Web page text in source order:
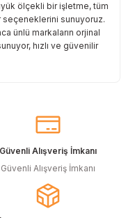
ölçekli bir işletme, tüm
seçeneklerini sunuyoruz.
ünlü markaların orjinal
hızlı ve güvenilir
göz atmalısınız!
yakın performansı
kalitenizden ödün
büyük hacimli
tasarruf sağlamanın en
Güvenli Alışveriş İmkanı
Güvenli Alışveriş İmkanı